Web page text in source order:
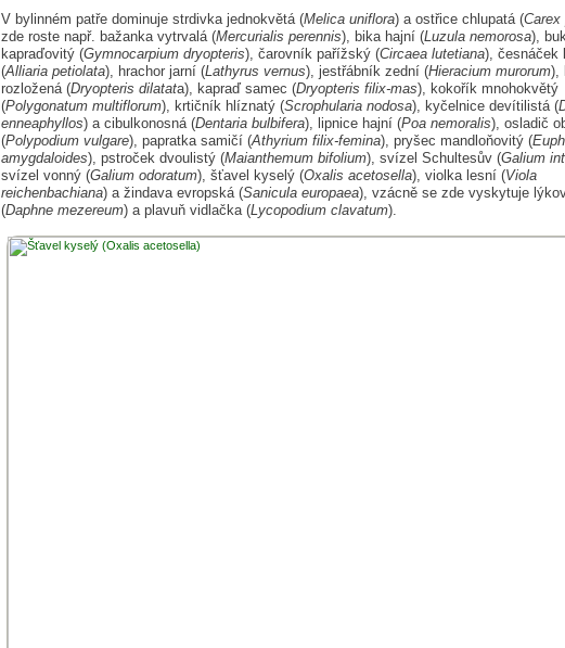
V bylinném patře dominuje strdivka jednokvětá (Melica uniflora) a ostřice chlupatá (Carex
zde roste např. bažanka vytrvalá (Mercurialis perennis), bika hajní (Luzula nemorosa),
kapraďovitý (Gymnocarpium dryopteris), čarovník pařížský (Circaea lutetiana), česnáček
(Alliaria petiolata), hrachor jarní (Lathyrus vernus), jestřábník zední (Hieracium murorum),
rozložená (Dryopteris dilatata), kapraď samec (Dryopteris filix-mas), kokořík mnohokvětý
(Polygonatum multiflorum), krtičník hlíznatý (Scrophularia nodosa), kyčelnice devítilistá (
enneaphyllos) a cibulkonosná (Dentaria bulbifera), lipnice hajní (Poa nemoralis), osladič
(Polypodium vulgare), papratka samičí (Athyrium filix-femina), pryšec mandloňovitý (
amygdaloides), pstroček dvoulistý (Maianthemum bifolium), svízel Schultesův (Galium
svízel vonný (Galium odoratum), šťavel kyselý (Oxalis acetosella), violka lesní (Viola
reichenbachiana) a žindava evropská (Sanicula europaea), vzácně se zde vyskytuje
(Daphne mezereum) a plavuň vidlačka (Lycopodium clavatum).